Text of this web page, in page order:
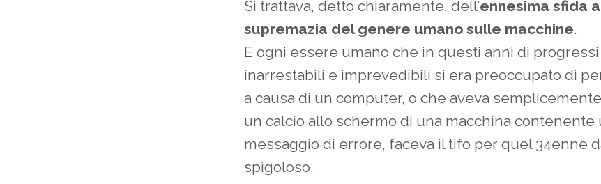
Si trattava, detto chiaramente, dell’ennesima sfida
supremazia del genere umano sulle macchine.
E ogni essere umano che in questi anni di
inarrestabili e imprevedibili si era preoccupato di
a causa di un computer, o che aveva
un calcio allo schermo di una macchina contenente
messaggio di errore, faceva il tifo per quel 34enne
spigoloso.